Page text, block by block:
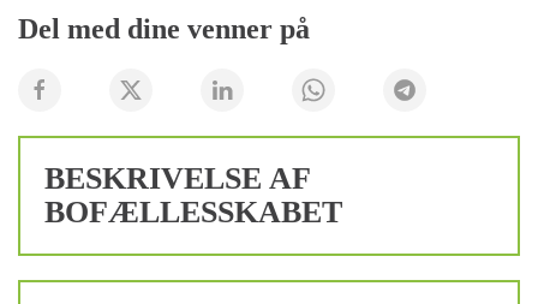
Del med dine venner på
BESKRIVELSE AF
BOFÆLLESSKABET